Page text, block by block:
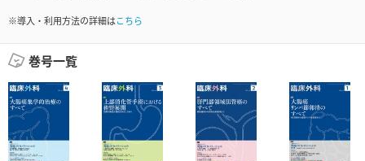
※導入・利用方法の詳細はこちら
巻号一覧